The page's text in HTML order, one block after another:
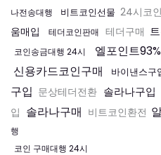
나전송대행
비트코인선물 24시코
움매입
테더코인판매 테더구매
코인송금대행 24시
엘포인트93%
신용카드코인구매
바이낸스구
구입 문상테더전환 솔라나구입
입 솔라나구매 비트코인환전
행
코인 구매대행 24시